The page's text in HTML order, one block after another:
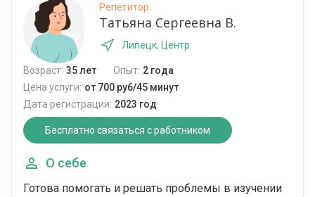
Репетитор
Татьяна Сергеевна В.
Липецк, Центр
Возраст: 35 лет Опыт: 2 года
Цена услуги: от 700 руб/45 минут
Дата регистрации: 2023 год
Бесплатно связаться с работником
О себе
Готова помогать и решать проблемы в изучении